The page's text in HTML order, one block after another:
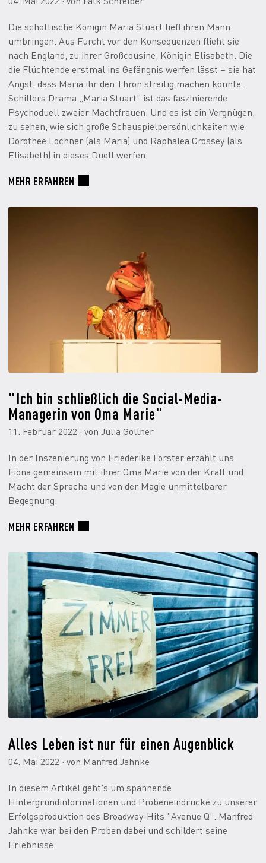
Die schottische Königin Maria Stuart ließ ihren Mann
umbringen. Aus Furcht vor den Konsequenzen flieht sie
nach England, zu ihrer Großcousine, Königin Elisabeth. Die
die Flüchtende erstmal ins Gefängnis werfen lässt – sie hat
Angst, dass Maria ihr den Thron streitig machen könnte.
Schillers Drama „Maria Stuart“ ist das faszinierende
Psychoduell zweier Machtfrauen. Und es ist ein Vergnügen,
zu sehen, wie sich große Schauspielpersönlichkeiten wie
Dorothee Lochner (als Maria) und Raphalea Crossey (als
Elisabeth) in dieses Duell werfen.
MEHR ERFAHREN
"Ich bin schließlich die Social-Media-
Managerin von Oma Marie"
11. Februar 2022 · von Julia Göllner
In der Inszenierung von Friederike Förster erzählt uns
Fiona gemeinsam mit ihrer Oma Marie von der Kraft und
Macht der Sprache und von der Magie unmittelbarer
Begegnung.
MEHR ERFAHREN
Alles Leben ist nur für einen Augenblick
04. Mai 2022 · von Manfred Jahnke
In diesem Artikel geht's um spannende
Hintergrundinformationen und Probeneindrücke zu unserer
Erfolgsproduktion des Broadway-Hits "Avenue Q". Manfred
Jahnke war bei den Proben dabei und schildert seine
Erlebnisse.